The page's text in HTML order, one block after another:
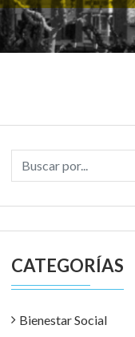
CATEGORÍAS
Bienestar Social